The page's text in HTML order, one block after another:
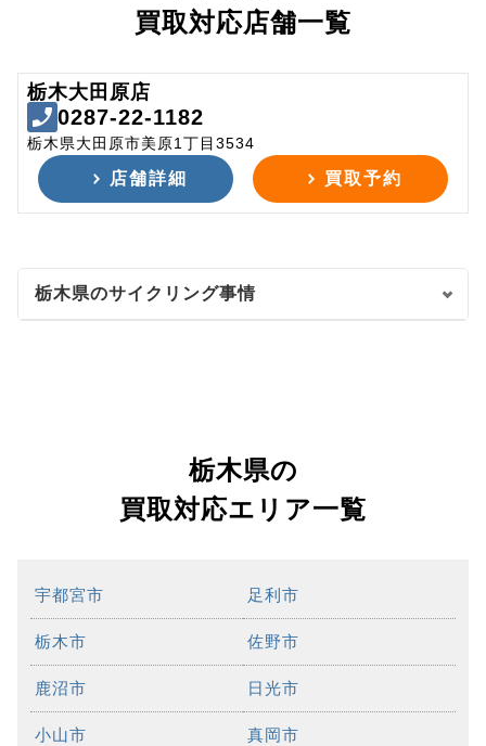
買取対応店舗一覧
栃木大田原店
0287-22-1182
栃木県大田原市美原1丁目3534
店舗詳細 買取予約
栃木県のサイクリング事情
栃木県の
買取対応エリア一覧
宇都宮市 足利市
栃木市 佐野市
鹿沼市 日光市
小山市 真岡市